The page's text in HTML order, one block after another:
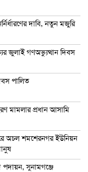
দাবি, নতুন মজুরি
জুলাই গণঅভ্যুত্থান দিবস
পালিত
মামলার প্রধান আসামি
অচল শমশেরনগর ইউনিয়ন
সুনামগঞ্জে